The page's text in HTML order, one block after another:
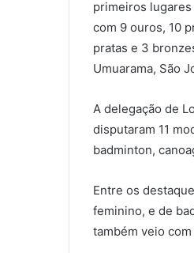
primeiros
com 9 ouros, 10
pratas e 3
Umuarama, São
A delegação de
disputaram 11
badminton,
Entre os
feminino, e de
também veio